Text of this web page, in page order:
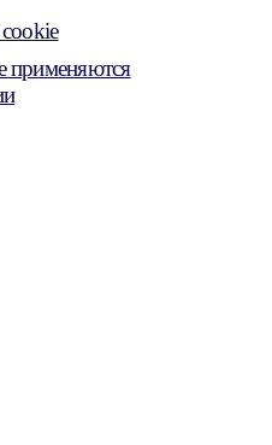
применяются